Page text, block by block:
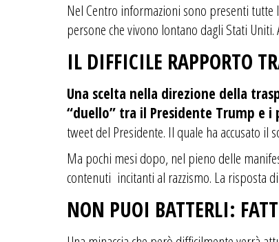
Nel Centro informazioni sono presenti
persone che vivono lontano dagli Stati
IL DIFFICILE RAPPORTO
Una scelta nella direzione della
“duello” tra il Presidente Trump e i
tweet del Presidente. Il quale ha accusato il
Ma pochi mesi dopo, nel pieno delle
contenuti incitanti al razzismo. La risposta
NON PUOI BATTERLI: